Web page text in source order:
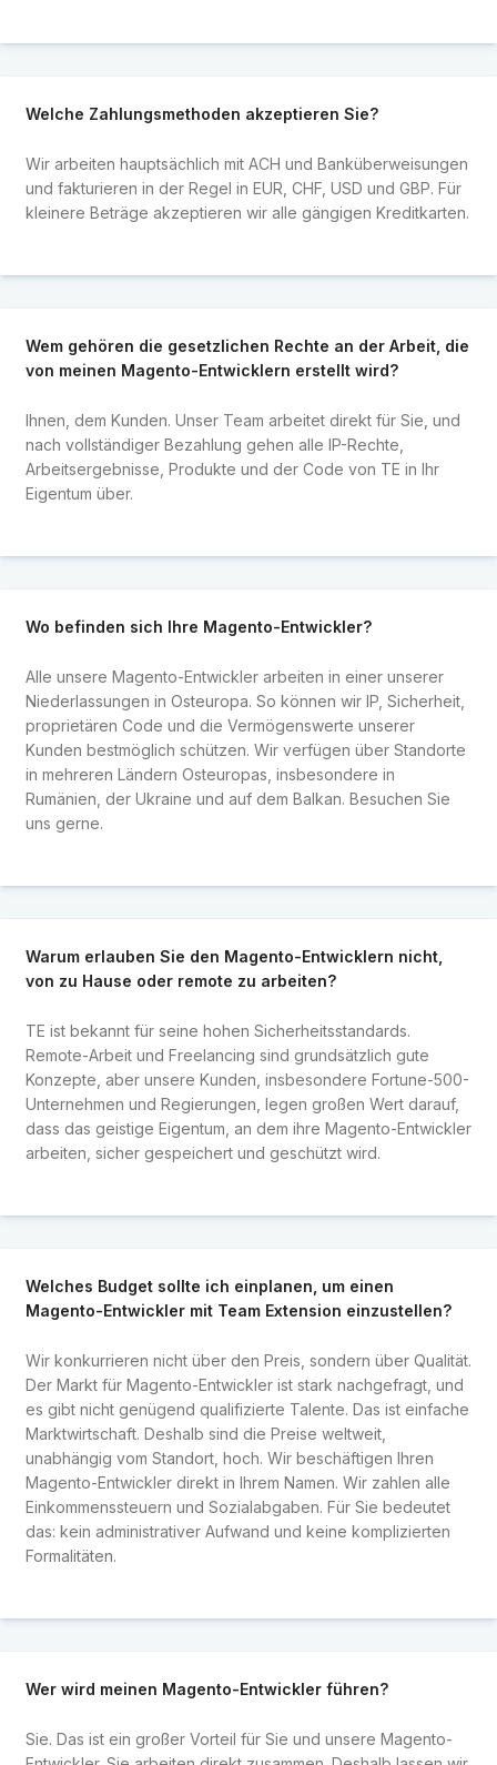
Welche Zahlungsmethoden akzeptieren Sie?
Wir arbeiten hauptsächlich mit ACH und Banküberweisungen
und fakturieren in der Regel in EUR, CHF, USD und GBP. Für
kleinere Beträge akzeptieren wir alle gängigen Kreditkarten.
Wem gehören die gesetzlichen Rechte an der Arbeit, die
von meinen Magento-Entwicklern erstellt wird?
Ihnen, dem Kunden. Unser Team arbeitet direkt für Sie, und
nach vollständiger Bezahlung gehen alle IP-Rechte,
Arbeitsergebnisse, Produkte und der Code von TE in Ihr
Eigentum über.
Wo befinden sich Ihre Magento-Entwickler?
Alle unsere Magento-Entwickler arbeiten in einer unserer
Niederlassungen in Osteuropa. So können wir IP, Sicherheit,
proprietären Code und die Vermögenswerte unserer
Kunden bestmöglich schützen. Wir verfügen über Standorte
in mehreren Ländern Osteuropas, insbesondere in
Rumänien, der Ukraine und auf dem Balkan. Besuchen Sie
uns gerne.
Warum erlauben Sie den Magento-Entwicklern nicht,
von zu Hause oder remote zu arbeiten?
TE ist bekannt für seine hohen Sicherheitsstandards.
Remote-Arbeit und Freelancing sind grundsätzlich gute
Konzepte, aber unsere Kunden, insbesondere Fortune-500-
Unternehmen und Regierungen, legen großen Wert darauf,
dass das geistige Eigentum, an dem ihre Magento-Entwickler
arbeiten, sicher gespeichert und geschützt wird.
Welches Budget sollte ich einplanen, um einen
Magento-Entwickler mit Team Extension einzustellen?
Wir konkurrieren nicht über den Preis, sondern über Qualität.
Der Markt für Magento-Entwickler ist stark nachgefragt, und
es gibt nicht genügend qualifizierte Talente. Das ist einfache
Marktwirtschaft. Deshalb sind die Preise weltweit,
unabhängig vom Standort, hoch. Wir beschäftigen Ihren
Magento-Entwickler direkt in Ihrem Namen. Wir zahlen alle
Einkommenssteuern und Sozialabgaben. Für Sie bedeutet
das: kein administrativer Aufwand und keine komplizierten
Formalitäten.
Wer wird meinen Magento-Entwickler führen?
Sie. Das ist ein großer Vorteil für Sie und unsere Magento-